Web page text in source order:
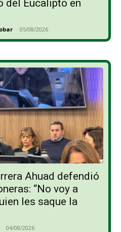
del Eucalipto en
- 05/08/2026
Ahuad defendió
“No voy a
les saque la
- 04/08/2026